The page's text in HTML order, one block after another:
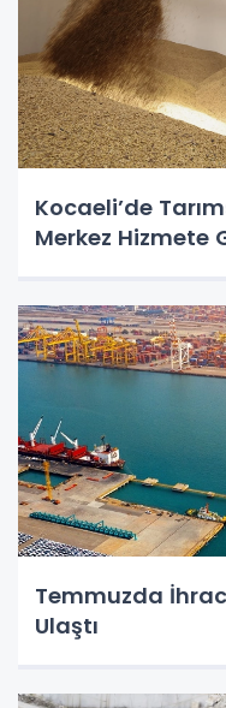
Kocaeli’de
Merkez Hizmete
Temmuzda
Ulaştı